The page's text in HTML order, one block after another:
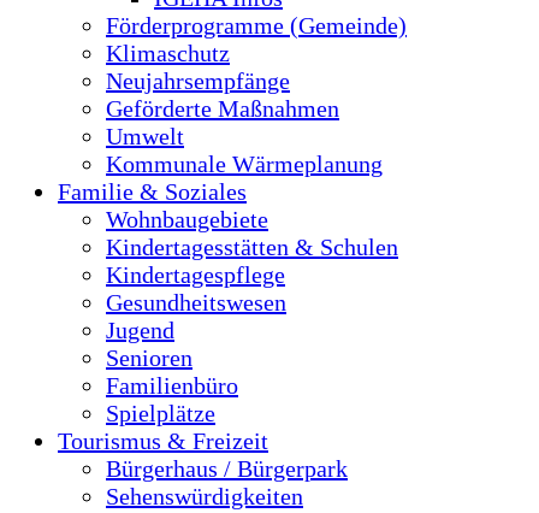
Förderprogramme (Gemeinde)
Klimaschutz
Neujahrsempfänge
Geförderte Maßnahmen
Umwelt
Kommunale Wärmeplanung
Familie & Soziales
Wohnbaugebiete
Kindertagesstätten & Schulen
Kindertagespflege
Gesundheitswesen
Jugend
Senioren
Familienbüro
Spielplätze
Tourismus & Freizeit
Bürgerhaus / Bürgerpark
Sehenswürdigkeiten